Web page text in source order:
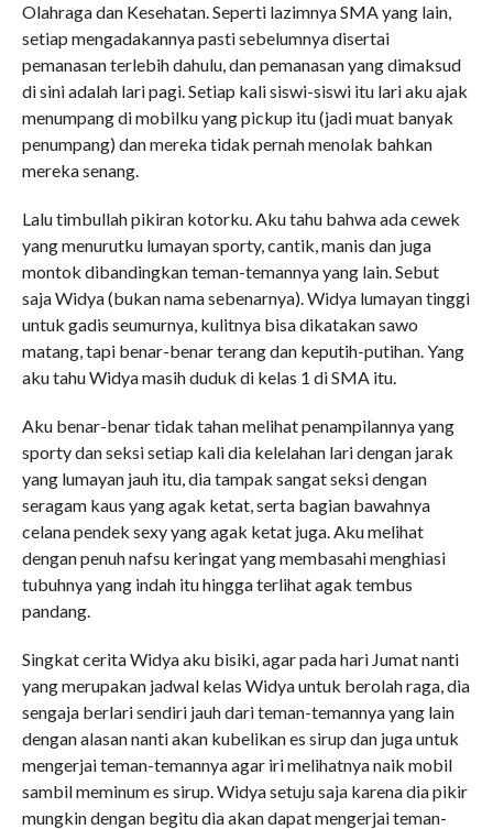
Olahraga dan Kesehatan. Seperti lazimnya SMA yang lain,
setiap mengadakannya pasti sebelumnya disertai
pemanasan terlebih dahulu, dan pemanasan yang dimaksud
di sini adalah lari pagi. Setiap kali siswi-siswi itu lari aku ajak
menumpang di mobilku yang pickup itu (jadi muat banyak
penumpang) dan mereka tidak pernah menolak bahkan
mereka senang.
Lalu timbullah pikiran kotorku. Aku tahu bahwa ada cewek
yang menurutku lumayan sporty, cantik, manis dan juga
montok dibandingkan teman-temannya yang lain. Sebut
saja Widya (bukan nama sebenarnya). Widya lumayan tinggi
untuk gadis seumurnya, kulitnya bisa dikatakan sawo
matang, tapi benar-benar terang dan keputih-putihan. Yang
aku tahu Widya masih duduk di kelas 1 di SMA itu.
Aku benar-benar tidak tahan melihat penampilannya yang
sporty dan seksi setiap kali dia kelelahan lari dengan jarak
yang lumayan jauh itu, dia tampak sangat seksi dengan
seragam kaus yang agak ketat, serta bagian bawahnya
celana pendek sexy yang agak ketat juga. Aku melihat
dengan penuh nafsu keringat yang membasahi menghiasi
tubuhnya yang indah itu hingga terlihat agak tembus
pandang.
Singkat cerita Widya aku bisiki, agar pada hari Jumat nanti
yang merupakan jadwal kelas Widya untuk berolah raga, dia
sengaja berlari sendiri jauh dari teman-temannya yang lain
dengan alasan nanti akan kubelikan es sirup dan juga untuk
mengerjai teman-temannya agar iri melihatnya naik mobil
sambil meminum es sirup. Widya setuju saja karena dia pikir
mungkin dengan begitu dia akan dapat mengerjai teman-